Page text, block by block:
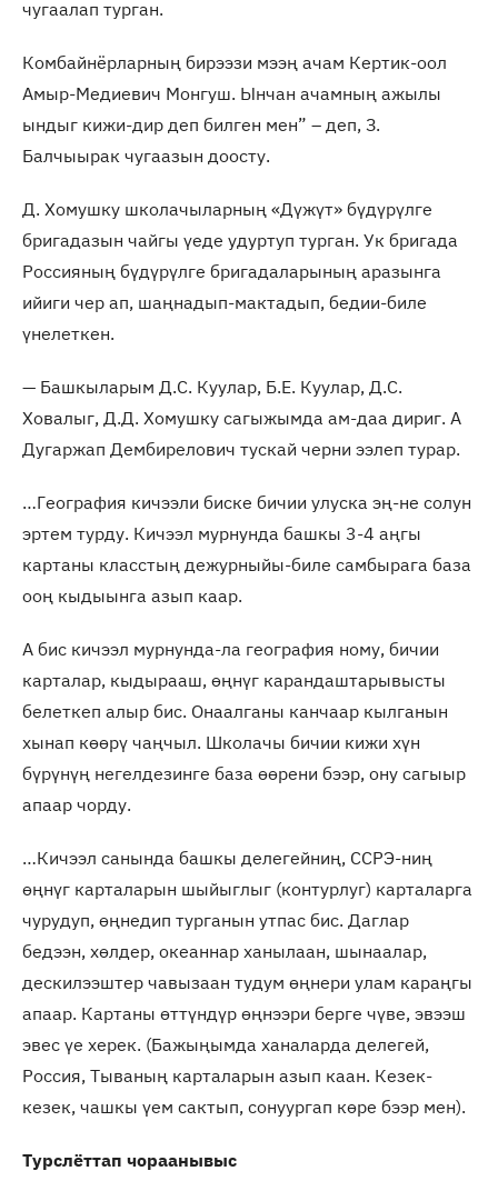
чугаалап турган.
Комбайнёрларның бирээзи мээң ачам Кертик-оол
Амыр-Медиевич Монгуш. Ынчан ачамның ажылы
ындыг кижи-дир деп билген мен” – деп, З.
Балчыырак чугаазын доосту.
Д. Хомушку школачыларның «Дүжүт» бүдүрүлге
бригадазын чайгы үеде удуртуп турган. Ук бригада
Россияның бүдүрүлге бригадаларының аразынга
ийиги чер ап, шаңнадып-мактадып, бедии-биле
үнелеткен.
— Башкыларым Д.С. Куулар, Б.Е. Куулар, Д.С.
Ховалыг, Д.Д. Хомушку сагыжымда ам-даа дириг. А
Дугаржап Дембирелович тускай черни ээлеп турар.
…География кичээли биске бичии улуска эң-не солун
эртем турду. Кичээл мурнунда башкы 3-4 аңгы
картаны класстың дежурныйы-биле самбырага база
ооң кыдыынга азып каар.
А бис кичээл мурнунда-ла география ному, бичии
карталар, кыдырааш, өңнүг карандаштарывысты
белеткеп алыр бис. Онаалганы канчаар кылганын
хынап көөрү чаңчыл. Школачы бичии кижи хүн
бүрүнүң негелдезинге база өөрени бээр, ону сагыыр
апаар чорду.
…Кичээл санында башкы делегейниң, ССРЭ-ниң
өңнүг карталарын шыйыглыг (контурлуг) карталарга
чурудуп, өңнедип турганын утпас бис. Даглар
бедээн, хөлдер, океаннар ханылаан, шынаалар,
дескилээштер чавызаан тудум өңнери улам караңгы
апаар. Картаны өттүндүр өңнээри берге чүве, эвээш
эвес үе херек. (Бажыңымда ханаларда делегей,
Россия, Тываның карталарын азып каан. Кезек-
кезек, чашкы үем сактып, сонуургап көре бээр мен).
Турслёттап чораанывыс